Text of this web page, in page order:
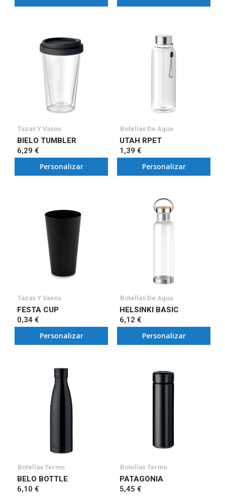
Tazas Y Vasos
BIELO TUMBLER
6,29 €
Personalizar
Botellas De Agua
UTAH RPET
1,39 €
Personalizar
Tazas Y Vasos
FESTA CUP
0,34 €
Personalizar
Botellas De Agua
HELSINKI BASIC
6,12 €
Personalizar
Botellas Termo
BELO BOTTLE
6,10 €
Botellas Termo
PATAGONIA
5,45 €